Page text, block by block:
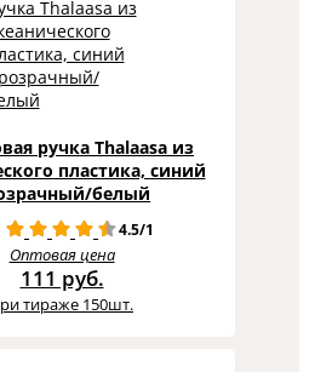
ручка Thalaasa из
пластика, синий
белый
4.5/1
Оптовая цена
111 руб.
тираже 150шт.